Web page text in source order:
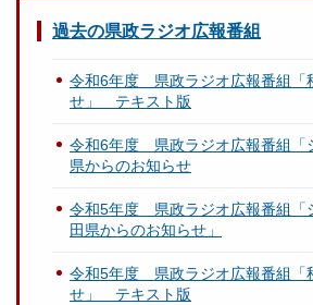
過去の県政ラジオ広報番組
令和6年度 県政ラジオ広報番組「
せ」 テキスト版
令和6年度 県政ラジオ広報番組「
県からのお知らせ
令和5年度 県政ラジオ広報番組「
田県からのお知らせ」
令和5年度 県政ラジオ広報番組「
せ」 テキスト版